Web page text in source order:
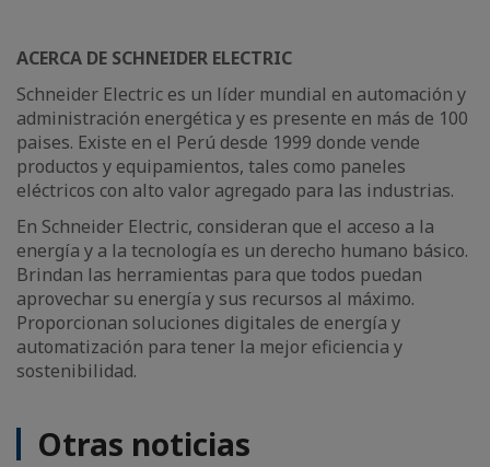
ACERCA DE SCHNEIDER ELECTRIC
Schneider Electric es un líder mundial en automación y
administración energética y es presente en más de 100
paises. Existe en el Perú desde 1999 donde vende
productos y equipamientos, tales como paneles
eléctricos con alto valor agregado para las industrias.
En Schneider Electric, consideran que el acceso a la
energía y a la tecnología es un derecho humano básico.
Brindan las herramientas para que todos puedan
aprovechar su energía y sus recursos al máximo.
Proporcionan soluciones digitales de energía y
automatización para tener la mejor eficiencia y
sostenibilidad.
Otras noticias